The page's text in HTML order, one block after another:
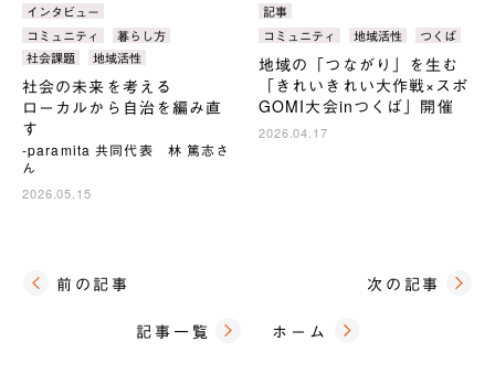
カ
テ
リ：
インタビュー
タ
グ：
コミュニティ
暮らし方
社会課題
地域活性
社会の未来を考える
ローカルから自治を編み直
す
‐paramita 共同代表 林 篤志さ
ん
2026.05.15
カ
テ
リ：
記事
タコミュニティ 地域活性 つくば
地域の「つながり」を生む
「きれいきれい大作戦×スポ
GOMI大会inつくば」開催
2026.04.17
前の記事
記事一覧 ホーム
次の記事